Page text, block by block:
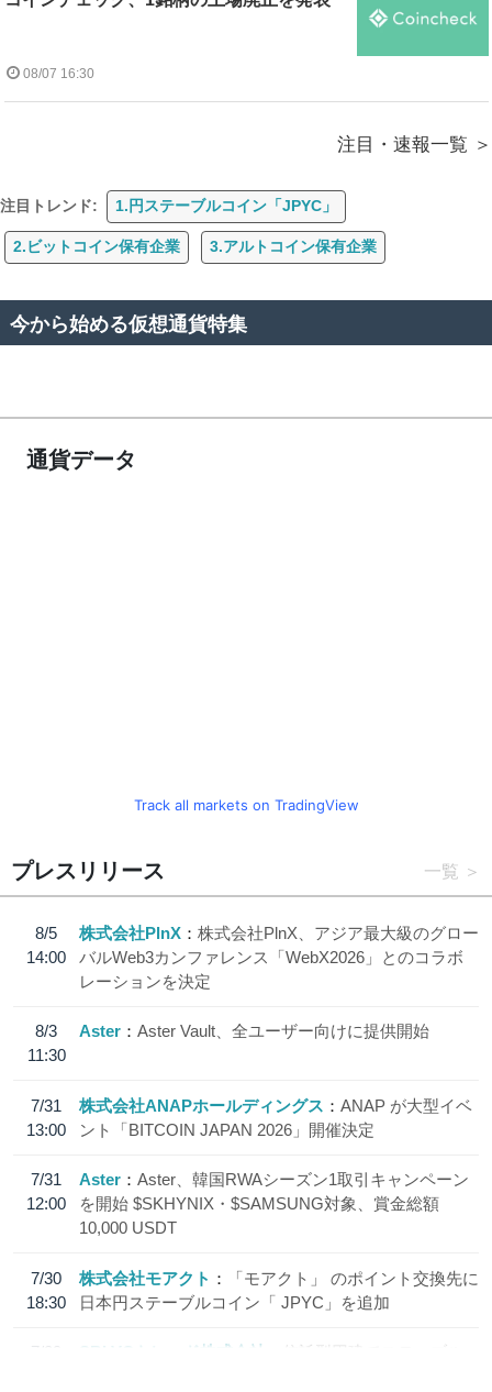
08/07 16:30
注目・速報一覧
注目トレンド: 1.円ステーブルコイン「JPYC」
2.ビットコイン保有企業 3.アルトコイン保有企業
今から始める仮想通貨特集
通貨データ
Track all markets on TradingView
プレスリリース 一覧
8/5
14:00
株式会社PlnX
株式会社PlnX、アジア最大級のグロー
バルWeb3カンファレンス「WebX2026」とのコラボ
レーションを決定
8/3
11:30
Aster Aster Vault、全ユーザー向けに提供開始
7/31
13:00
株式会社ANAPホールディングス
ANAP が大型イベ
ント「BITCOIN JAPAN 2026」開催決定
7/31
12:00
Aster
Aster、韓国RWAシーズン1取引キャンペーン
を開始 $SKHYNIX・$SAMSUNG対象、賞金総額
10,000 USDT
7/30
18:30
株式会社モアクト
「モアクト」 のポイント交換先に
日本円ステーブルコイン「 JPYC」を追加
7/29
SBI VCトレード株式会社
信託型円建てステーブル